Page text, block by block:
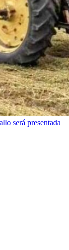
será presentada